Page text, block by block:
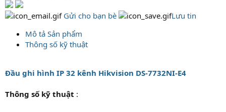
Gửi cho bạn bè
Lưu tin
Mô tả Sản phẩm
Thông số kỹ thuật
Đầu ghi hình IP 32 kênh Hikvision DS-7732NI-E4
Thông số kỹ thuật :